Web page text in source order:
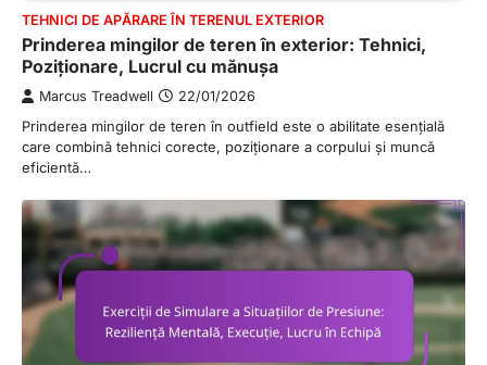
TEHNICI DE APĂRARE ÎN TERENUL EXTERIOR
Prinderea mingilor de teren în exterior: Tehnici,
Poziționare, Lucrul cu mănușa
Marcus Treadwell 22/01/2026
Prinderea mingilor de teren în outfield este o abilitate esențială
care combină tehnici corecte, poziționare a corpului și muncă
eficientă…